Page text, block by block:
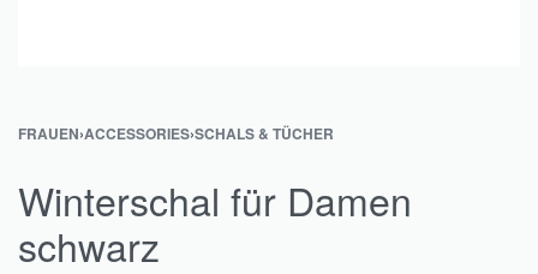
FRAUEN›ACCESSORIES›SCHALS & TÜCHER
Winterschal für Damen
schwarz